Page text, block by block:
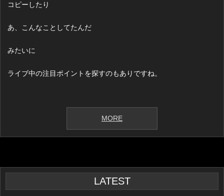
コピーしたり
あ、こんなことしてたんだ
みたいに
ライブ中の注目ポイントを探すのもありですね。
MORE
LATEST